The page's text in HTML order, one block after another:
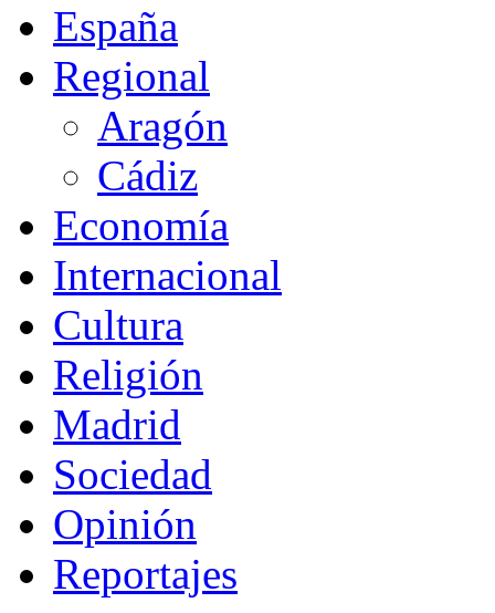
España
Regional
Aragón
Cádiz
Economía
Internacional
Cultura
Religión
Madrid
Sociedad
Opinión
Reportajes